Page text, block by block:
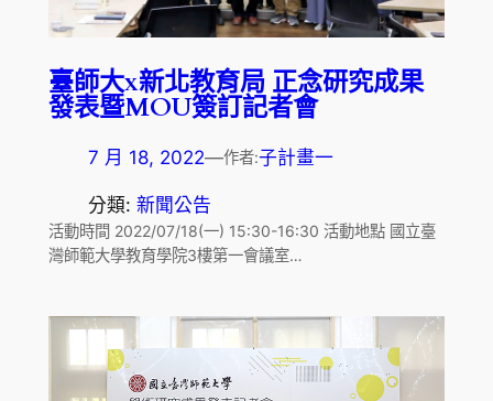
臺師大x新北教育局 正念研究成果
發表暨MOU簽訂記者會
7 月 18, 2022—作者:子計畫一
分類: 新聞公告
活動時間 2022/07/18(一) 15:30-16:30 活動地點 國立臺
灣師範大學教育學院3樓第一會議室…